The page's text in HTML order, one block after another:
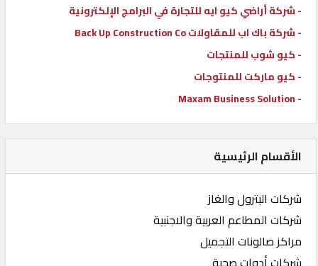
- شركة أراضي كيو ايه للتجارة في البرامج الإلكترونية
- شركة باك اب للمقاولات Back Up Construction Co
- كيو شوب للمنتجات
- كيو ماركت للمنتوجات
- Maxam Business Solution
الأقسام الرئيسية
شركات البترول والغاز
شركات المطاعم العربية والاجنبية
مراكز صالونات التجميل